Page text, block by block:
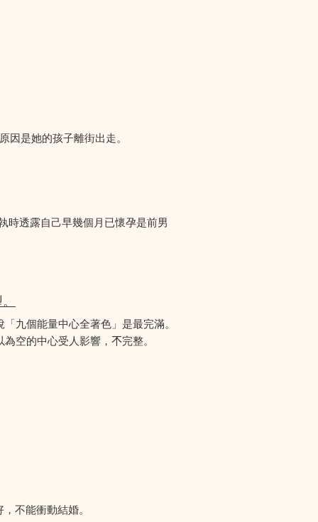
因是她的孩子離街出走。
時透露自己早幾個月已懷孕是前男
九個能量中心全著色」是最完滿。
空的中心受人影響，𣎴完整。
不能衝動結婚。